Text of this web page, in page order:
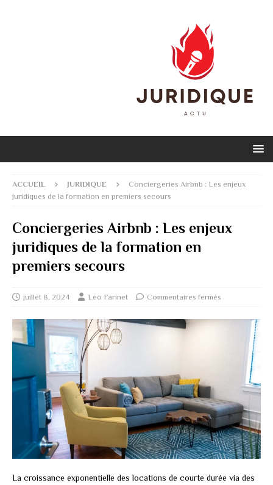
ACCUEIL JURIDIQUE
Conciergeries Airbnb : Les enjeux
juridiques de la formation en premiers secours
Conciergeries Airbnb : Les enjeux
juridiques de la formation en
premiers secours
juillet 8, 2024 Léo Farinet Commentaires fermés
La croissance exponentielle des locations de courte durée via des